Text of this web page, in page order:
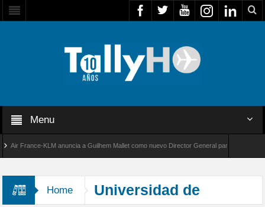
Menu
France-KLM anuncia a Guilhem Mallet como nuevo Director General para América Latina
Home
Universidad de